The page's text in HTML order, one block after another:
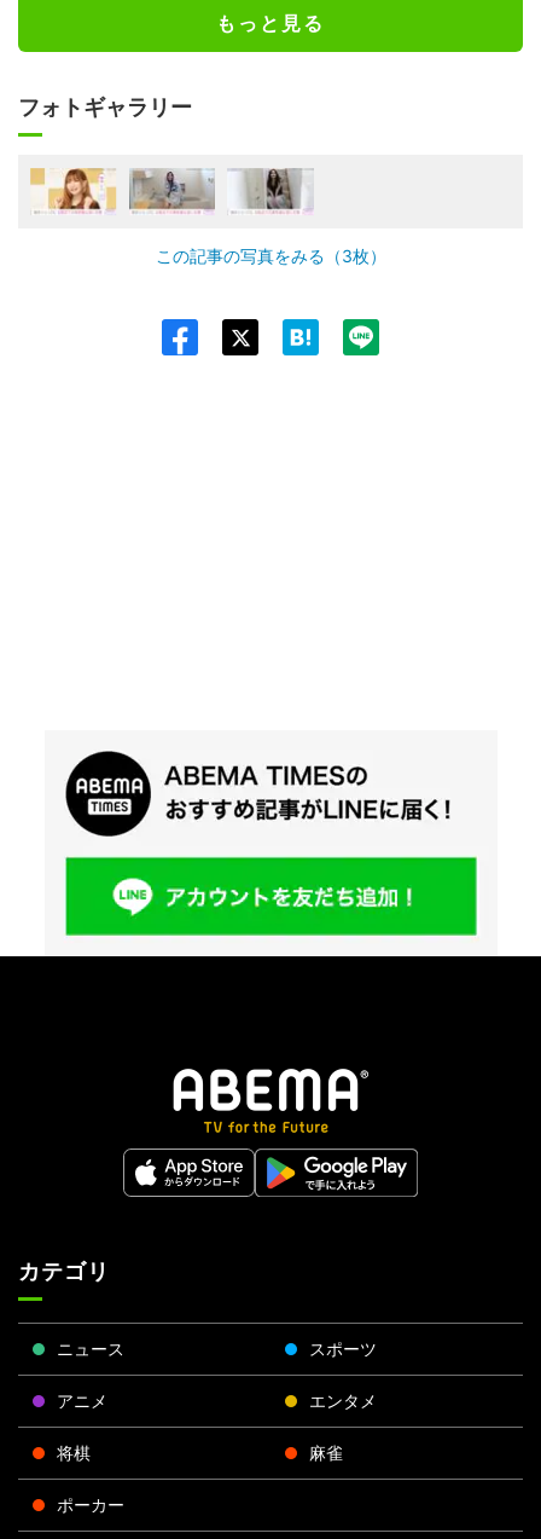
もっと見る
フォトギャラリー
この記事の写真をみる（3枚）
カテゴリ
ニュース スポーツ
アニメ エンタメ
将棋 麻雀
ポーカー